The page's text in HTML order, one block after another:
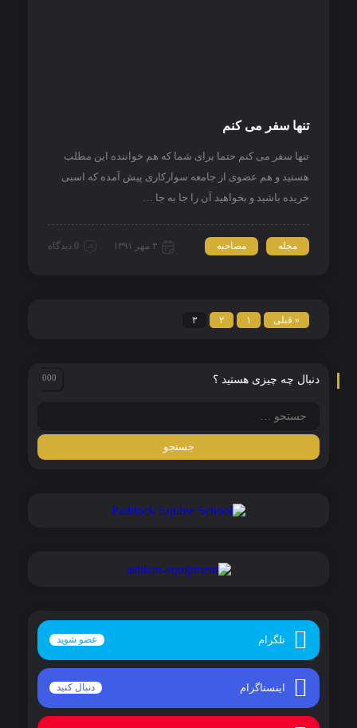
تنها سفر می کنم
تنها سفر می کنم حتما برای شما که هم خواننده این مطلب
هستید و هم عضوی از جامعه سوارکاری پیش آمده که اسبی
خریده باشید و بخواهید آن را جا به جا …
مجله مصاحبه ۳ مهر ۱۳۹۱ 0 دیدگاه
« قبلی ۱ ۲ ۳
دنبال چه چیزی هستید ؟
تلگرام عضو شوید
اینستاگرام دنبال کنید